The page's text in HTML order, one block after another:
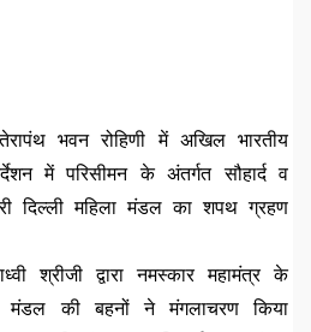
भवन रोहिणी में अखिल भारतीय
में परिसीमन के अंतर्गत सौहार्द व
दिल्ली महिला मंडल का शपथ ग्रहण
श्रीजी द्वारा नमस्कार महामंत्र के
मंडल की बहनों ने मंगलाचरण किया